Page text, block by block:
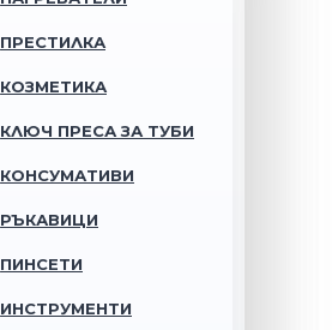
ПРЕСТИЛКА
КОЗМЕТИКА
КЛЮЧ ПРЕСА ЗА ТУБИ
КОНСУМАТИВИ
РЪКАВИЦИ
ПИНСЕТИ
ИНСТРУМЕНТИ